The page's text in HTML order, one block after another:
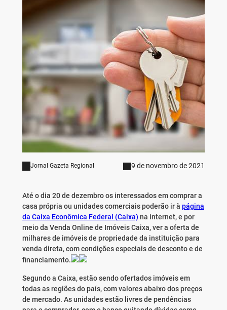
Jornal Gazeta Regional 9 de novembro de 2021
Até o dia 20 de dezembro os interessados em comprar a
casa própria ou unidades comerciais poderão ir à página
da Caixa Econômica Federal (Caixa) na internet, e por
meio da Venda Online de Imóveis Caixa, ver a oferta de
milhares de imóveis de propriedade da instituição para
venda direta, com condições especiais de desconto e de
financiamento.
Segundo a Caixa, estão sendo ofertados imóveis em
todas as regiões do país, com valores abaixo dos preços
de mercado. As unidades estão livres de pendências